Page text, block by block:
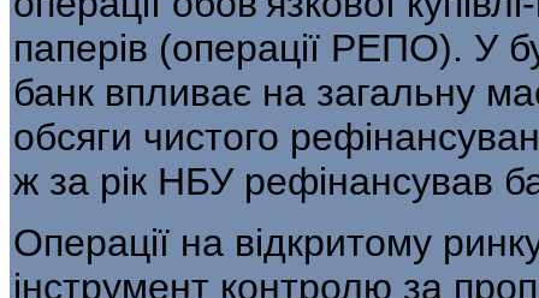
паперів (операції РЕПО). У
банк впливає на за­гальну
обсяги чистого
ж за рік НБУ рефінансував
Операції на відкритому
ін­струмент контролю за